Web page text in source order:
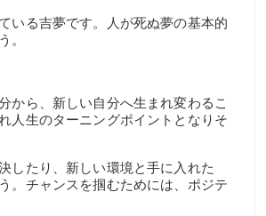
いる吉夢です。人が死ぬ夢の基本的
。
から、新しい自分へ生まれ変わるこ
人生のターニングポイントとなりそ
したり、新しい環境と手に入れた
。チャンスを掴むためには、ポジテ